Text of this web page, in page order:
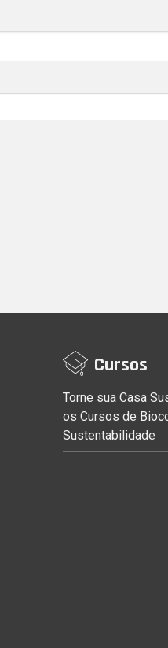
Cursos
Torne sua Casa
os Cursos de
Sustentabilidade